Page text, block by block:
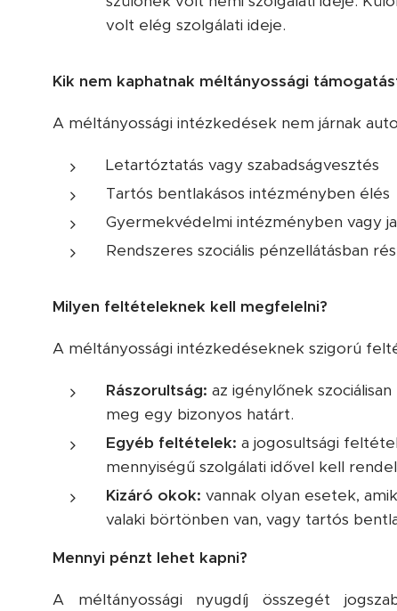
volt elég szolgálati ideje.
Kik nem kaphatnak méltányossági
A méltányossági intézkedések nem járnak
Letartóztatás vagy szabadságvesztés
Tartós bentlakásos intézményben élés
Gyermekvédelmi intézményben vagy
Rendszeres szociális pénzellátásban
Milyen feltételeknek kell megfelelni?
A méltányossági intézkedéseknek szigorú
Rászorultság: az igénylőnek
meg egy bizonyos határt.
Egyéb feltételek: a jogosultsági
mennyiségű szolgálati idővel kell
Kizáró okok: vannak olyan esetek,
valaki börtönben van, vagy tartós
Mennyi pénzt lehet kapni?
A méltányossági nyugdíj összegét